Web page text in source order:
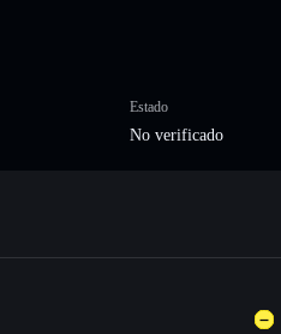
Estado
No verificado